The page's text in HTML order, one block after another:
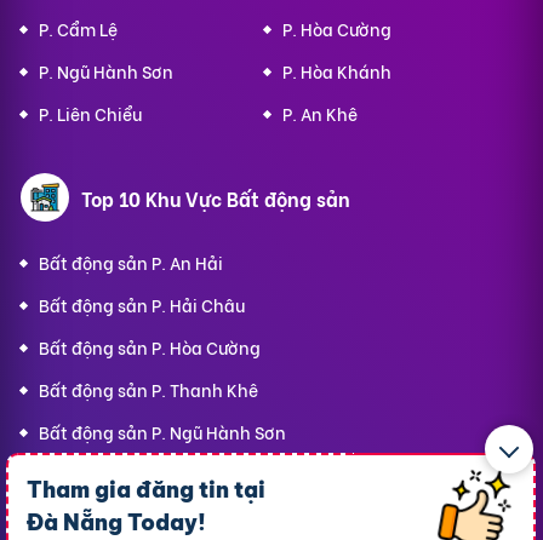
Tham gia đăng tin tại
Đà Nẵng Today!
P. Cẩm Lệ
P. Hòa Cường
P. Ngũ Hành Sơn
P. Hòa Khánh
P. Liên Chiểu
P. An Khê
Top 10 Khu Vực Bất động sản
Bất động sản P. An Hải
Bất động sản P. Hải Châu
Bất động sản P. Hòa Cường
Bất động sản P. Thanh Khê
Bất động sản P. Ngũ Hành Sơn
Bất động sản P. Hòa Khánh
Bất động sản P. Sơn Trà